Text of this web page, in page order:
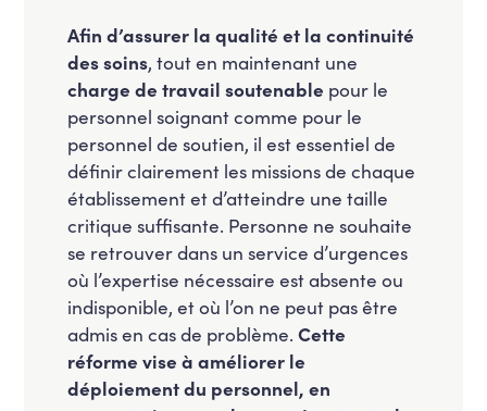
Afin d’assurer la qualité et la continuité
des soins, tout en maintenant une
charge de travail soutenable pour le
personnel soignant comme pour le
personnel de soutien, il est essentiel de
définir clairement les missions de chaque
établissement et d’atteindre une taille
critique suffisante. Personne ne souhaite
se retrouver dans un service d’urgences
où l’expertise nécessaire est absente ou
indisponible, et où l’on ne peut pas être
admis en cas de problème.Cette
réforme vise à améliorer le
déploiement du personnel, en